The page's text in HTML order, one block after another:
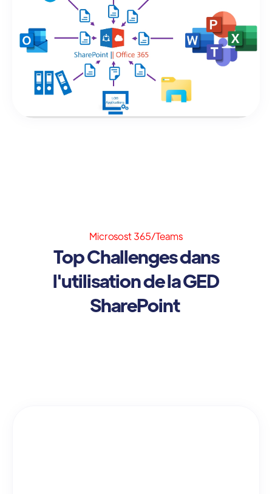
Microsost 365/Teams
Top Challenges dans
l'utilisation de la GED
SharePoint